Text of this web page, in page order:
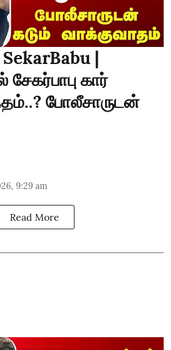
|
சேகர்பாபு கார்
போலீசாருடன்
9:29 am
Read More